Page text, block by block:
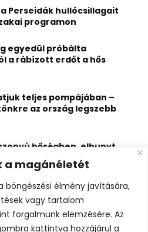
a magánéletét
böngészési élmény javítására,
vagy tartalom
forgalmunk elemzésére. Az
kattintva hozzájárul a
Perseidák hullócsillagait
programon
egyedül próbálta
a rábízott erdőt a hős
teljes pompájában –
az ország legszebb
hőségben, elhunyt
horvát
honfoglaláskori
Pest megyében – videóval